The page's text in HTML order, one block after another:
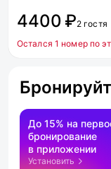
4400 ₽2 гостя
Остался 1 номер по
До 15% на
бронирование
в приложении
Установить